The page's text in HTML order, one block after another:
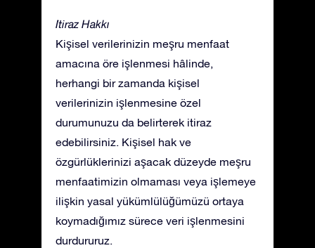
İtiraz Hakkı
Kişisel verilerinizin meşru menfaat
amacına öre işlenmesi hâlinde,
herhangi bir zamanda kişisel
verilerinizin işlenmesine özel
durumunuzu da belirterek itiraz
edebilirsiniz. Kişisel hak ve
özgürlüklerinizi aşacak düzeyde meşru
menfaatimizin olmaması veya işlemeye
ilişkin yasal yükümlülüğümüzü ortaya
koymadığımız sürece veri işlenmesini
durdururuz.